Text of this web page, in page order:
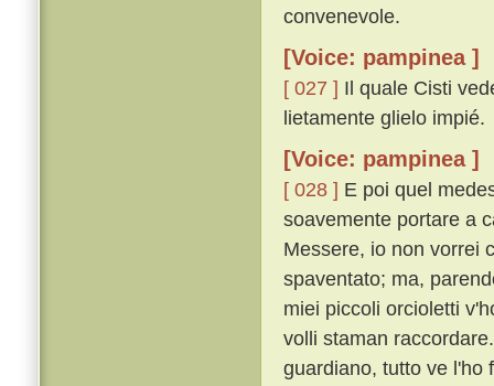
convenevole.
[Voice: pampinea ]
[ 027 ] Il quale Cisti
lietamente glielo impié.
[Voice: pampinea ]
[ 028 ] E poi quel
soavemente portare a
Messere, io non vorrei
spaventato; ma,
miei piccoli orcioletti
volli staman
guardiano, tutto ve l'ho